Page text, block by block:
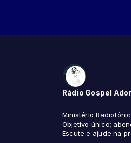
Rádio Gospel
Ministério
Objetivo único;
Escute e ajude na